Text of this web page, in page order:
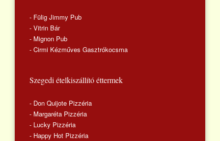
- Fülig Jimmy Pub
- Vitrin Bár
- Mignon Pub
- Cirmi Kézműves Gasztrókocsma
Szegedi ételkiszállító éttermek
- Don Quijote Pizzéria
- Margaréta Pizzéria
- Lucky Pizzéria
- Happy Hot Pizzéria